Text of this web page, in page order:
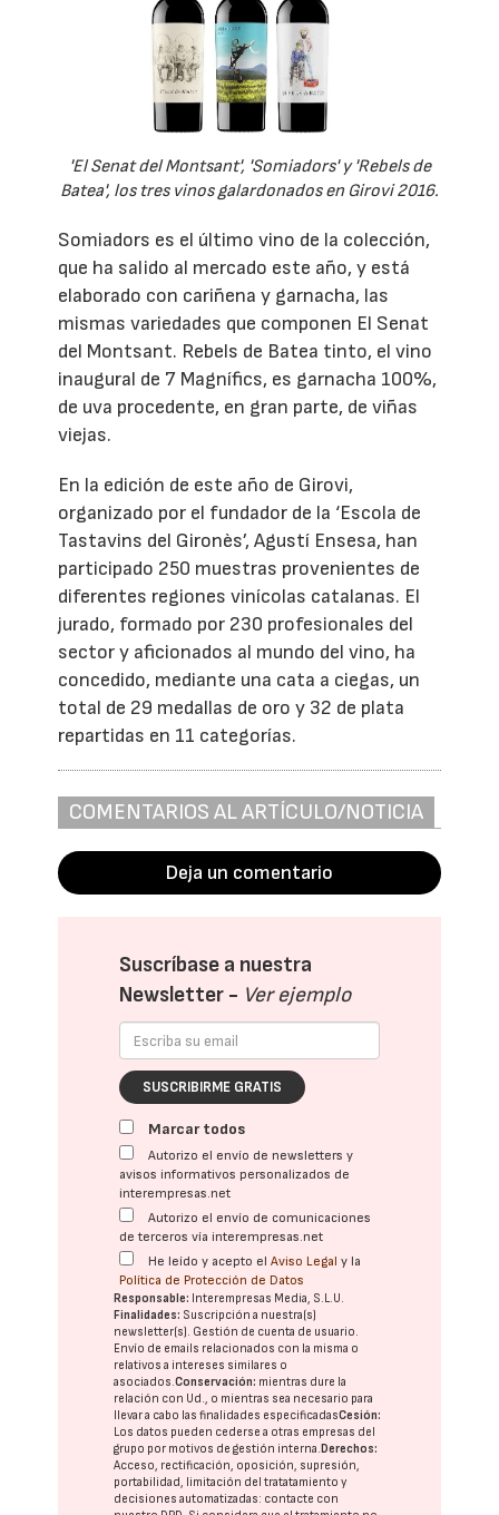
'El Senat del Montsant', 'Somiadors' y 'Rebels de
Batea', los tres vinos galardonados en Girovi 2016.
Somiadors es el último vino de la colección,
que ha salido al mercado este año, y está
elaborado con cariñena y garnacha, las
mismas variedades que componen El Senat
del Montsant. Rebels de Batea tinto, el vino
inaugural de 7 Magnífics, es garnacha 100%,
de uva procedente, en gran parte, de viñas
viejas.
En la edición de este año de Girovi,
organizado por el fundador de la ‘Escola de
Tastavins del Gironès’, Agustí Ensesa, han
participado 250 muestras provenientes de
diferentes regiones vinícolas catalanas. El
jurado, formado por 230 profesionales del
sector y aficionados al mundo del vino, ha
concedido, mediante una cata a ciegas, un
total de 29 medallas de oro y 32 de plata
repartidas en 11 categorías.
COMENTARIOS AL ARTÍCULO/NOTICIA
Deja un comentario
Suscríbase a nuestra
Newsletter - Ver ejemplo
SUSCRIBIRME GRATIS
Marcar todos
Autorizo el envío de newsletters y
avisos informativos personalizados de
interempresas.net
Autorizo el envío de comunicaciones
de terceros vía interempresas.net
He leído y acepto elAviso Legal y la
Política de Protección de Datos
Responsable: Interempresas Media, S.L.U.
Finalidades: Suscripción a nuestra(s)
newsletter(s). Gestión de cuenta de usuario.
Envío de emails relacionados con la misma o
relativos a intereses similares o
asociados.Conservación: mientras dure la
relación con Ud., o mientras sea necesario para
llevar a cabo las finalidades especificadasCesión:
Los datos pueden cederse a otras empresas del
grupo por motivos de gestión interna. Derechos:
Acceso, rectificación, oposición, supresión,
portabilidad, limitación del tratatamiento y
decisiones automatizadas: contacte con